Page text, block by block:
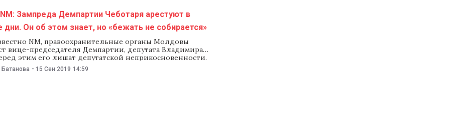
Зампреда Демпартии Чеботаря арестуют в
Он об этом знает, но «бежать не собирается»
NM, правоохранительные органы Молдовы
вице-председателя Демпартии, депутата Владимира
этим его лишат депутатской неприкосновенности.
сказал NM, что знает о подготовке ареста, но бежать из
собирается. О том, что в ближайшее время депутата и
- 15 Сен 2019 14:59